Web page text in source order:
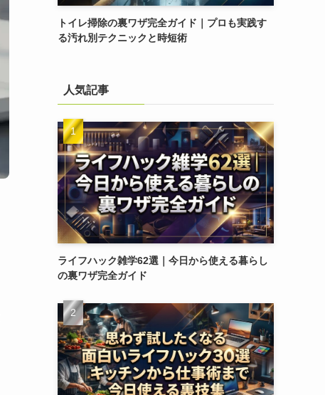
トイレ掃除の裏ワザ完全ガイド｜プロも実践す
る汚れ別テクニックと時短術
人気記事
ライフハック雑学62選｜今日から使える暮らし
の裏ワザ完全ガイド